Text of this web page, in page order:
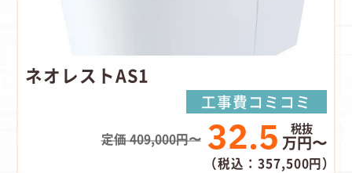
ネオレストAS1
工事費コミコミ
定価 409,000円〜 32.5 万円〜
（税込：357,500円）